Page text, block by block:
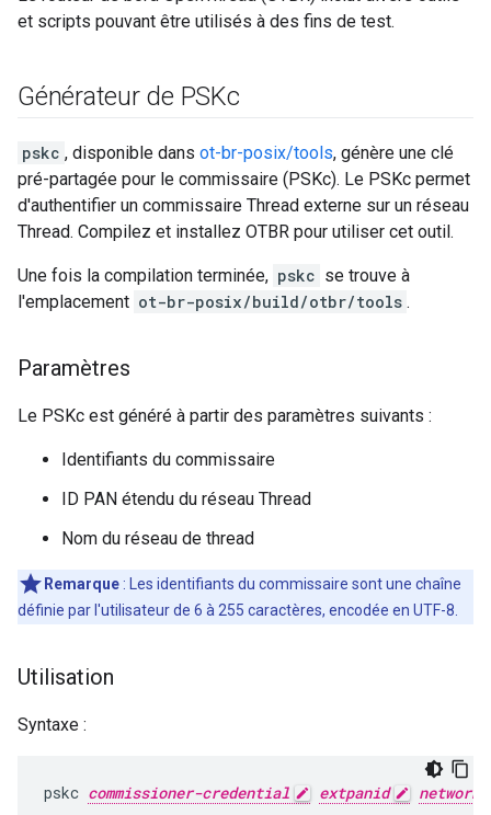
et scripts pouvant être utilisés à des fins de test.
Générateur de PSKc
pskc , disponible dans ot-br-posix/tools, génère une clé
pré-partagée pour le commissaire (PSKc). Le PSKc permet
d'authentifier un commissaire Thread externe sur un réseau
Thread. Compilez et installez OTBR pour utiliser cet outil.
Une fois la compilation terminée, pskc se trouve à
l'emplacement ot-br-posix/build/otbr/tools .
Paramètres
Le PSKc est généré à partir des paramètres suivants :
Identifiants du commissaire
ID PAN étendu du réseau Thread
Nom du réseau de thread
Remarque : Les identifiants du commissaire sont une chaîne
définie par l'utilisateur de 6 à 255 caractères, encodée en UTF-8.
Utilisation
Syntaxe :
pskc commissioner-credential extpanid network-